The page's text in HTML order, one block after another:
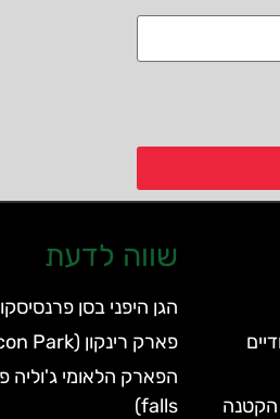
הקטנה
שווה לדעת
הגן היפני בסן פרנסיסקו
פארק רינקון (Rincon Park)
falls)